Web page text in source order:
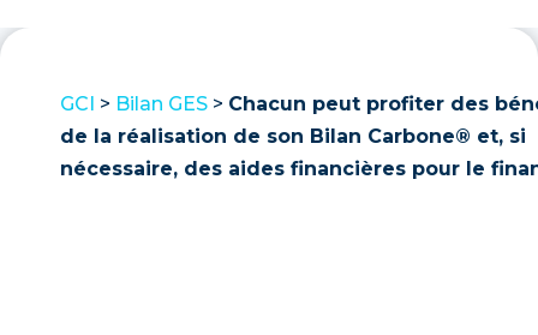
GCI > Bilan GES > Chacun peut profiter des
de la réalisation de son Bilan Carbone® et, si
nécessaire, des aides financières pour le